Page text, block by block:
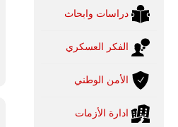
دراسات وابحاث
الفكر العسكري
الأمن الوطني
ادارة الأزمات